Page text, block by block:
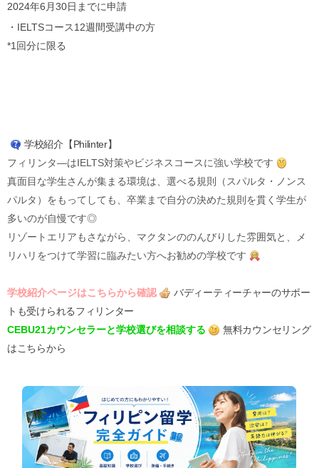
2024年6月30日までに申請
・IELTSコース12週間受講中の方
*1回分に限る
学校紹介【Philinter】
フィリンタ―はIELTS対策やビジネスコースに強い学校です
真面目な学生さんが集まる環境は、選べる規則（スパルタ・ノンス
パルタ）をもってしても、卒業まで自分の決めた規則を貫く学生が
多いのが自慢です◎
リゾートエリアもさながら、マクタンののんびりした雰囲気と、メ
リハリをつけて学習に臨みたい方へお勧めの学校です
学校紹介ページはこちらから確認
バディーティーチャーのサポー
トも受けられるフィリンター
CEBU21カウンセラーと学校選びを相談する
無料カウンセリング
はこちらから